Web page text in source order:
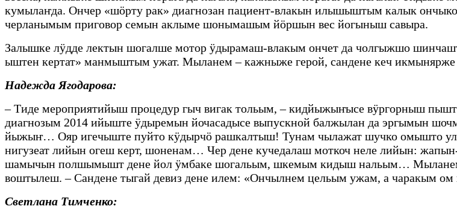
кумылаҥда. Ончер «шӧрту рак» диагнозан пациент-влакын илышыштым калык
черланымым приговор семын аклыме шонымашым йӧршын вес йогыныш савыра.
Залышке лӱдде лектын шогалше мотор ӱдырамаш-влакым ончет да чолгыжшо
ыштен кертат» манмыштым ужат. Мыланем – кажныже герой, сандене кеч
Надежда Ягодарова:
– Тиде мероприятийыш процедур гыч вигак тольым, – кидйыжыҥысе вӱргорныш
диагнозым 2014 ийыште ӱдыремын йочасадысе выпускной балжылан да эргымын
йыжыҥ… Ояр игечыште пуйто кӱдырчӧ рашкалтыш! Тунам чылажат шучко омышто
нигузеат лийын огеш керт, шоненам… Чер дене кучедалаш моткоч неле лийын:
шамычын полшымышт дене йол ӱмбаке шогальым, шкемым кидыш нальым…
воштылеш. – Сандене тыгай девиз дене илем: «Ончылнем цельым ужам, а чаракым
Светлана Тимченко: